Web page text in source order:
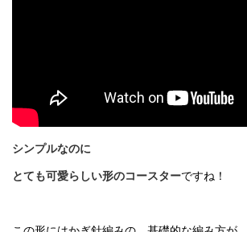
シンプルなのに
とても可愛らしい形のコースターですね！